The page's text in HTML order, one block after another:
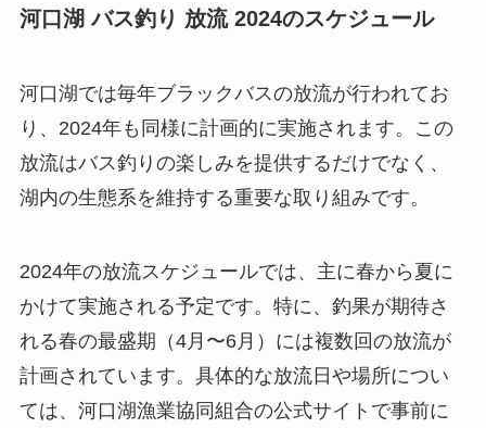
河口湖 バス釣り 放流 2024のスケジュール
河口湖では毎年ブラックバスの放流が行われてお
り、2024年も同様に計画的に実施されます。この
放流はバス釣りの楽しみを提供するだけでなく、
湖内の生態系を維持する重要な取り組みです。
2024年の放流スケジュールでは、主に春から夏に
かけて実施される予定です。特に、釣果が期待さ
れる春の最盛期（4月〜6月）には複数回の放流が
計画されています。具体的な放流日や場所につい
ては、河口湖漁業協同組合の公式サイトで事前に